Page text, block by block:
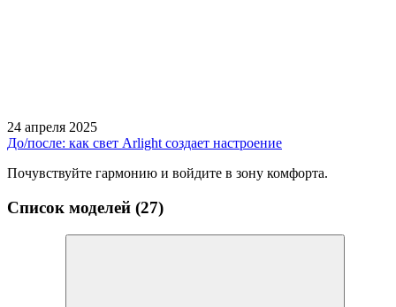
24 апреля 2025
До/после: как свет Arlight создает настроение
Почувствуйте гармонию и войдите в зону комфорта.
Список моделей (27)